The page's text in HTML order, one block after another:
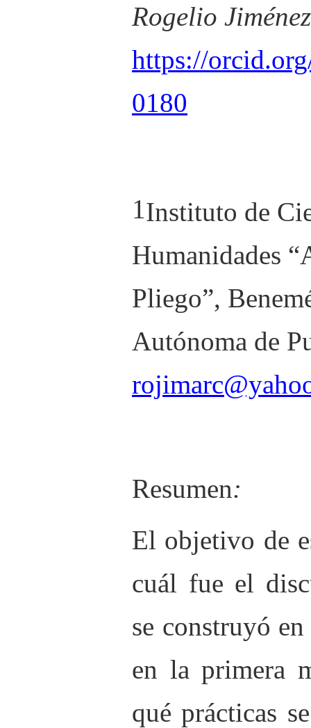
Rogelio
https://
0180
1Instituto de
Humanidades
Pliego”,
Autónoma de
Resumen:
El objetivo de
cuál fue el
se construyó
en la primera
qué prácticas